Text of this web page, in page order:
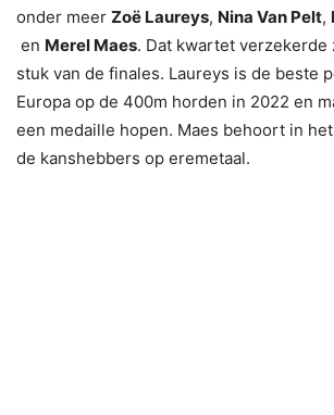
onder meer Zoë Laureys, Nina Van Pelt,
en Merel Maes. Dat kwartet verzekerde
stuk van de finales. Laureys is de beste
Europa op de 400m horden in 2022 en
een medaille hopen. Maes behoort in
de kanshebbers op eremetaal.